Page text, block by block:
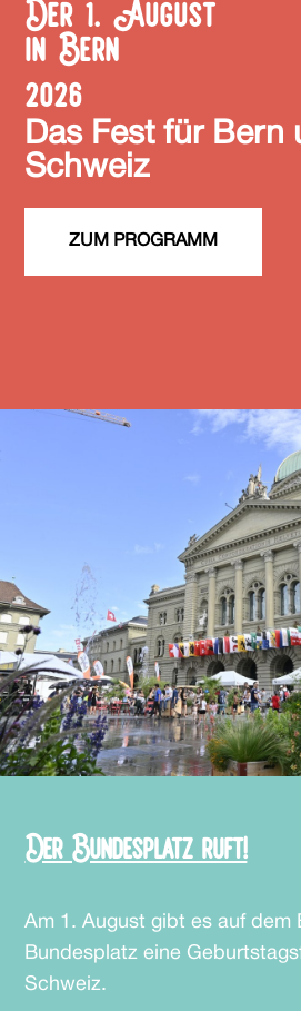
Der 1. August
in Bern
2026
Das Fest für Bern
Schweiz
ZUM PROGRAMM
Der Bundesplatz ruft!
Am 1. August gibt es auf dem
Bundesplatz eine
Schweiz.